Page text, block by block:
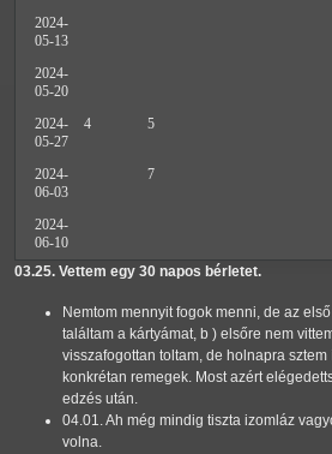
2024-
05-13
2024-
05-20
2024-
05-27
4 5
2024-
06-03
7
2024-
06-10
03.25. Vettem egy 30 napos bérletet.
Nemtom mennyit fogok menni, de az
találtam a kártyámat, b ) elsőre nem
visszafogottan toltam, de holnapra
konkrétan remegek. Most azért
edzés után.
04.01. Ah még mindig tiszta izomláz
volna.